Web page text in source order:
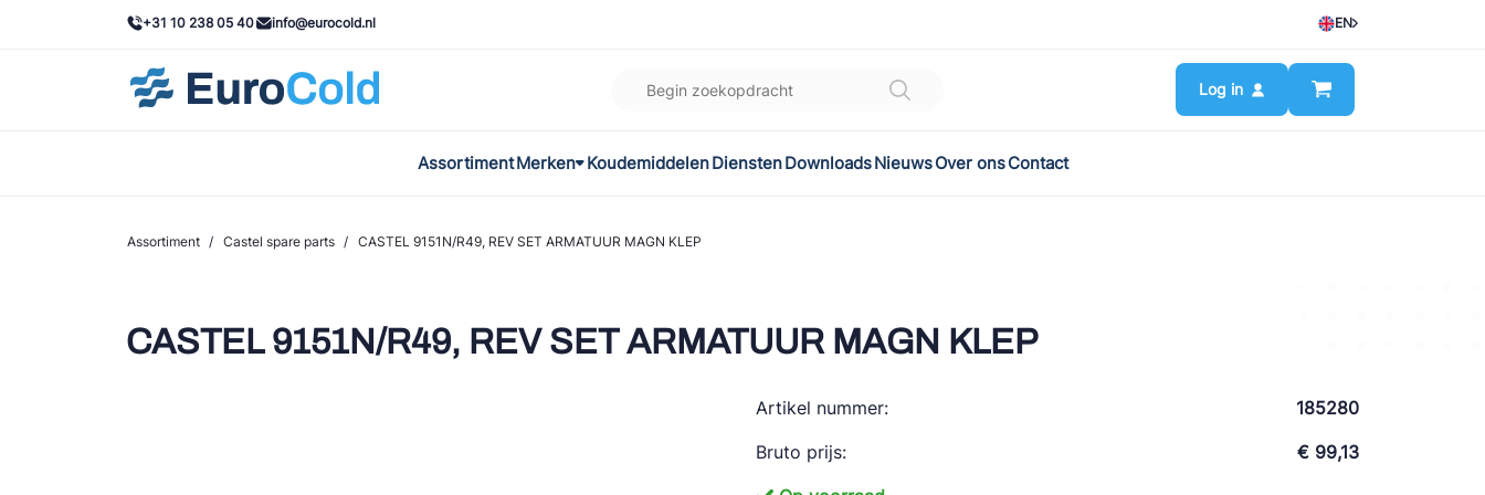
+31 10 238 05 40 info@eurocold.nl EN
Log in
AssortimentMerken
Castel
AWA
KoudemiddelenDienstenDownloadsNieuwsOver onsContact
Assortiment / Castel spare parts / CASTEL 9151N/R49, REV SET ARMATUUR MAGN KLEP
CASTEL 9151N/R49, REV SET ARMATUUR MAGN KLEP
Artikel nummer:
185280
Bruto prijs:
€ 99,13